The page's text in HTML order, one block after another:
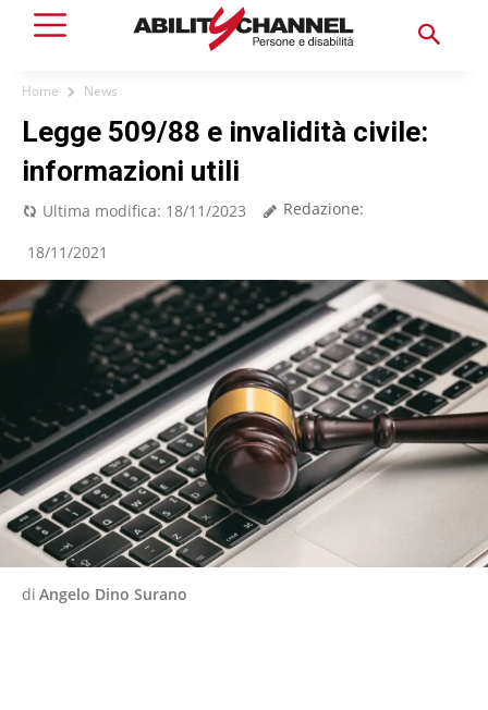
Home News
Legge 509/88 e invalidità civile:
informazioni utili
Ultima modifica: 18/11/2023 Redazione:
18/11/2021
di Angelo Dino Surano